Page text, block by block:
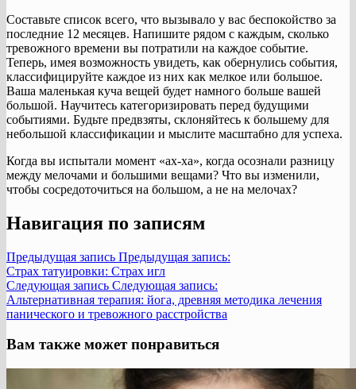
Составьте список всего, что вызывало у вас беспокойство за
последние 12 месяцев. Напишите рядом с каждым, сколько
тревожного времени вы потратили на каждое событие.
Теперь, имея возможность увидеть, как обернулись события,
классифицируйте каждое из них как мелкое или большое.
Ваша маленькая куча вещей будет намного больше вашей
большой. Научитесь категоризировать перед будущими
событиями. Будьте предвзяты, склоняйтесь к большему для
небольшой классификации и мыслите масштабно для успеха.
Когда вы испытали момент «ах-ха», когда осознали разницу
между мелочами и большими вещами? Что вы изменили,
чтобы сосредоточиться на большом, а не на мелочах?
Навигация по записям
Предыдущая запись Предыдущая запись:
Страх татуировки: Страх игл
Следующая запись Следующая запись:
Альтернативная терапия: йога, древняя методика лечения
панического и тревожного расстройства
Вам также может понравиться